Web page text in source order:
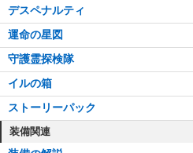
デスペナルティ
運命の星図
守護霊探検隊
イルの箱
ストーリーパック
装備関連